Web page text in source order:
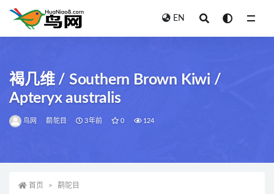
EN
褐几维 / Southern Brown Kiwi /
Apteryx australis
鸟网 鹬鸵目 3年前 0 124
首页 鹬鸵目